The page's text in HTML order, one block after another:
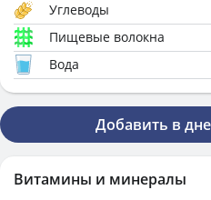
Углеводы
Пищевые волокна
Вода
Добавить в
Витамины и минералы